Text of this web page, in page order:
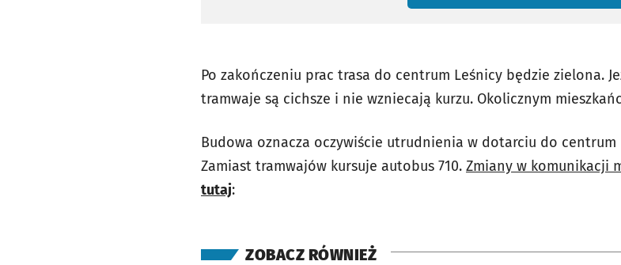
Po zakończeniu prac trasa do centrum Leśnicy będzie zielona.
tramwaje są cichsze i nie wzniecają kurzu. Okolicznym
Budowa oznacza oczywiście utrudnienia w dotarciu do centrum
Zamiast tramwajów kursuje autobus 710. Zmiany w komunikacji
tutaj:
ZOBACZ RÓWNIEŻ